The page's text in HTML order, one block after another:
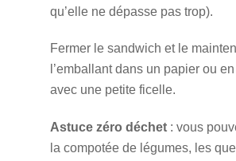
qu’elle ne dépasse pas trop).
Fermer le sandwich et le
l’emballant dans un papier ou
avec une petite ficelle.
Astuce zéro déchet: vous
la compotée de légumes, les